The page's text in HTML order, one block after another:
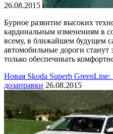
26.08.2015
Бурное развитие высоких
кардинальным изменениям в
всему, в ближайшем будущем
автомобильные дороги станут
только обеспечивать
Новая Skoda Superb
дозаправки 26.08.2015